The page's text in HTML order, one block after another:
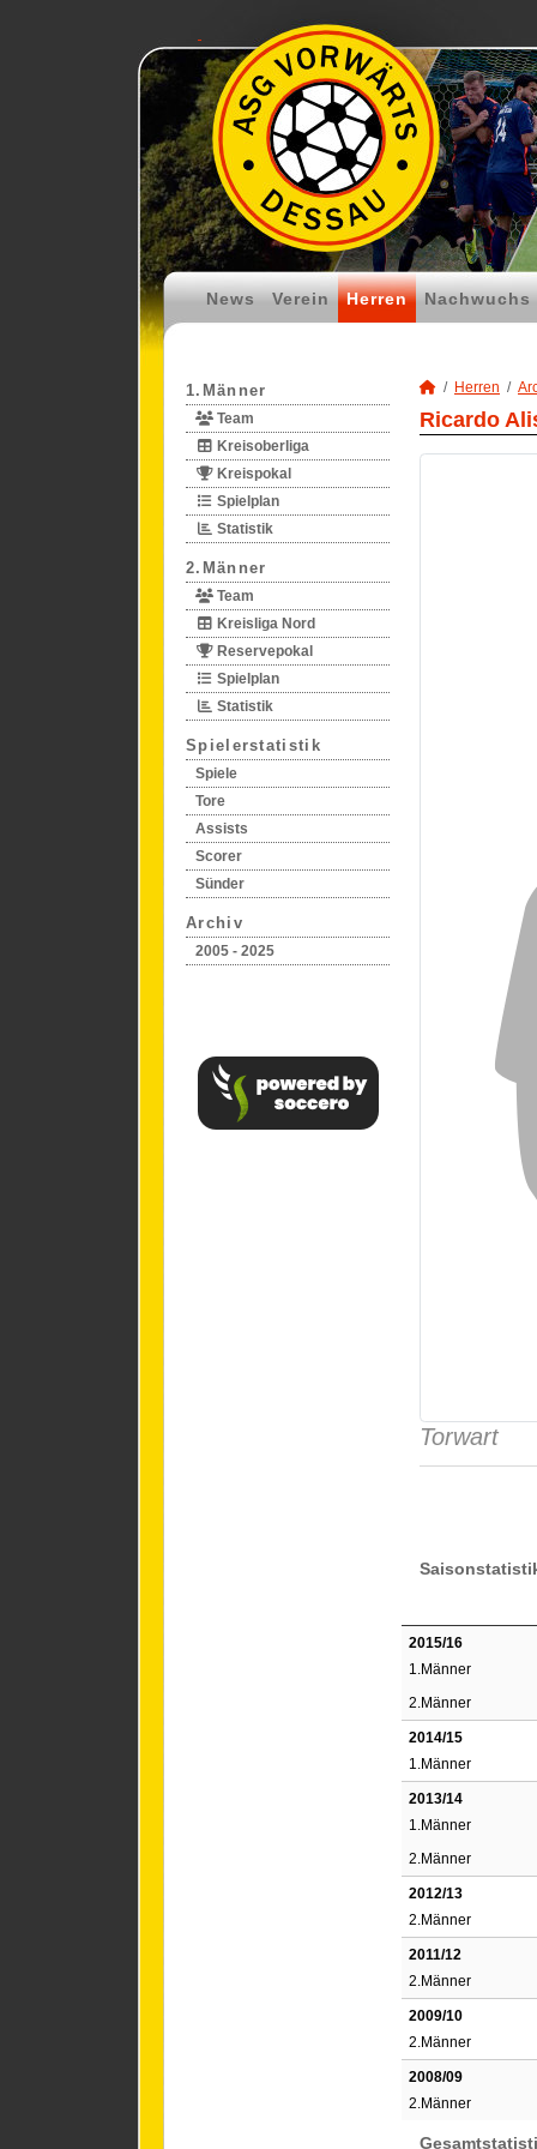
News Verein Herren Nachwuchs
1.Männer
Team
Kreisoberliga
Kreispokal
Spielplan
Statistik
2.Männer
Team
Kreisliga Nord
Reservepokal
Spielplan
Statistik
Spielerstatistik
Spiele
Tore
Assists
Scorer
Sünder
Archiv
2005 - 2025
Herren
Ricardo
Torwart
2015/16
1.Männer
2.Männer
2014/15
1.Männer
2013/14
1.Männer
2.Männer
2012/13
2.Männer
2011/12
2.Männer
2009/10
2.Männer
2008/09
2.Männer